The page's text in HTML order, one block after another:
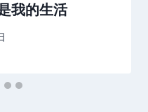
我的生活